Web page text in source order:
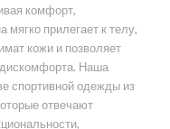
комфорт,
прилегает к телу,
кожи и позволяет
дискомфорта. Наша
спортивной одежды из
отвечают